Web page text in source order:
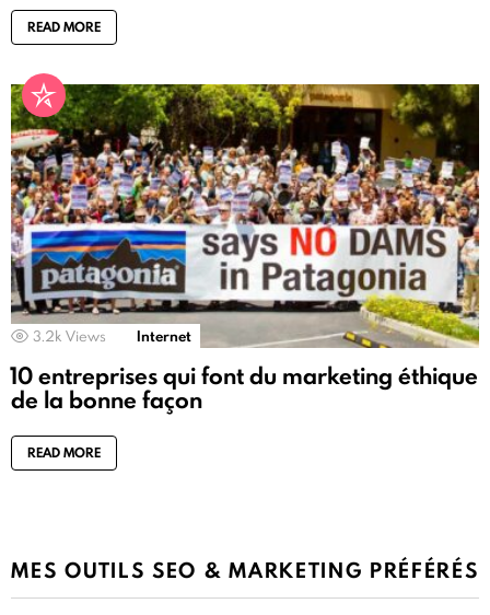
READ MORE
3.2k Views Internet
10 entreprises qui font du marketing éthique
de la bonne façon
READ MORE
MES OUTILS SEO & MARKETING PRÉFÉRÉS